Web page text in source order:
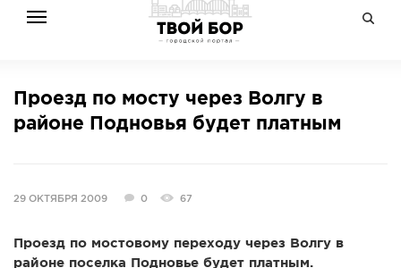
НОВОСТИ
СПРАВОЧНИК
СПРАВКА
Проезд по мосту через Волгу в
районе Подновья будет платным
29 ОКТЯБРЯ 2009 0 67
Проезд по мостовому переходу через Волгу в
районе поселка Подновье будет платным.